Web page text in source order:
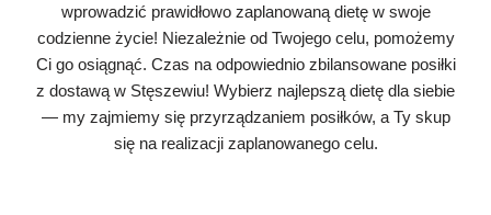
wprowadzić prawidłowo zaplanowaną dietę w swoje
codzienne życie! Niezależnie od Twojego celu, pomożemy
Ci go osiągnąć. Czas na odpowiednio zbilansowane posiłki
z dostawą w Stęszewiu! Wybierz najlepszą dietę dla siebie
— my zajmiemy się przyrządzaniem posiłków, a Ty skup
się na realizacji zaplanowanego celu.